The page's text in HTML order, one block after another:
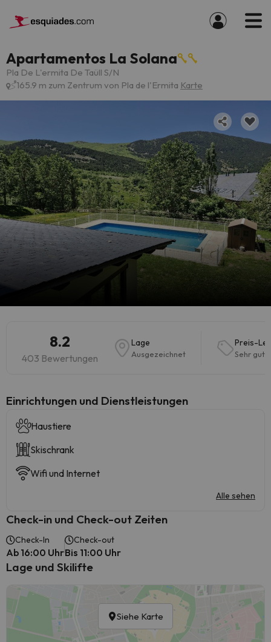
Apartamentos La Solana
Pla De L'ermita De Taüll S/N
165.9 m zum Zentrum von Pla de l'Ermita Karte
8.2
403 Bewertungen
Lage
Ausgezeichnet
Preis-
Sehr gut
​Einrichtungen und Dienstleistungen
Haustiere
Skischrank
Wifi und Internet
Alle sehen
Check-in und Check-out Zeiten
Check-In
Ab 16:00 Uhr
Check-out
Bis 11:00 Uhr
Lage und Skilifte
Siehe Karte